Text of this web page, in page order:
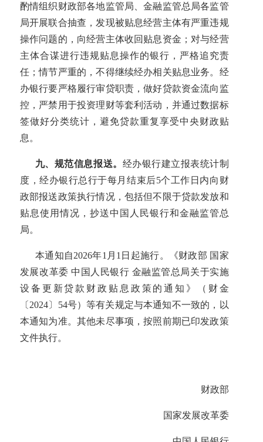
酌情组织财政部各地监管局、金融监管总局各监管
局开展联合抽查，发现被贴息经营主体有严重违规
操作问题的，向经营主体收回贴息资金；对与经营
主体合谋进行违规贴息操作的银行，严格追究责
任；情节严重的，不得继续经办相关贴息业务。经
办银行要严格履行审贷职责，做好贷款资金流向监
控，严禁用于投资理财等套利活动，并通过数据标
签做好分类统计，避免贷款重复享受中央财政贴
息。
九、规范信息报送。 经办银行建立报表统计制
度，经办银行总行于每月结束后5个工作日内向财
政部报送政策执行情况，包括但不限于贷款发放和
贴息使用情况，抄送中国人民银行和金融监管总
局。
本通知自2026年1月1日起施行。《财政部 国家
发展改革委 中国人民银行 金融监管总局关于实施
设备更新贷款财政贴息政策的通知》（财金
〔2024〕54号）等有关规定与本通知不一致的，以
本通知为准。其他未尽事项，按照前期已印发政策
文件执行。
财政部
国家发展改革委